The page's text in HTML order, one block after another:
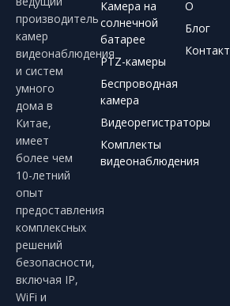
производитель
камер
видеонаблюдения
и систем
умного
дома в
Китае,
имеет
более чем
10-летний
опыт
предоставления
комплексных
решений
безопасности,
включая IP,
WiFi и
Камера на
солнечной
батарее
PTZ-камеры
Беспроводная
камера
Видеорегистраторы
Комплекты
видеонаблюдения
О
Блог
Контакт